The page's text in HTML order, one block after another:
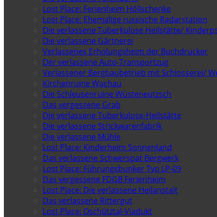
Lost Place: Ferienheim Höllschenke
Lost Place: Ehemalige russische Radarstation
Die verlassene Tuberkulose Heilstätte/
Die verlassene Gärtnerei
Verlassenes Erholungsheim der Buchdrucker
Der verlassene Auto-Transportzug
Verlassener Bergbaubetrieb mit Schlosserei/
Kirchenruine Wachau
Die Schleusenruine Wüsteneutzsch
Das vergessene Grab
Die verlassene Tuberkulose-Heilstätte
Die verlassene Strickwarenfabrik
Die verlassene Mühle
Lost Place: Kinderheim Sonnenland
Das verlassene Schwerspat Bergwerk
Lost Place: Führungsbunker Typ LP-09
Das vergessene FDGB Ferienheim
Lost Place: Die verlassene Heilanstalt
Das verlassene Rittergut
Lost Place: Oschütztal-Viadukt